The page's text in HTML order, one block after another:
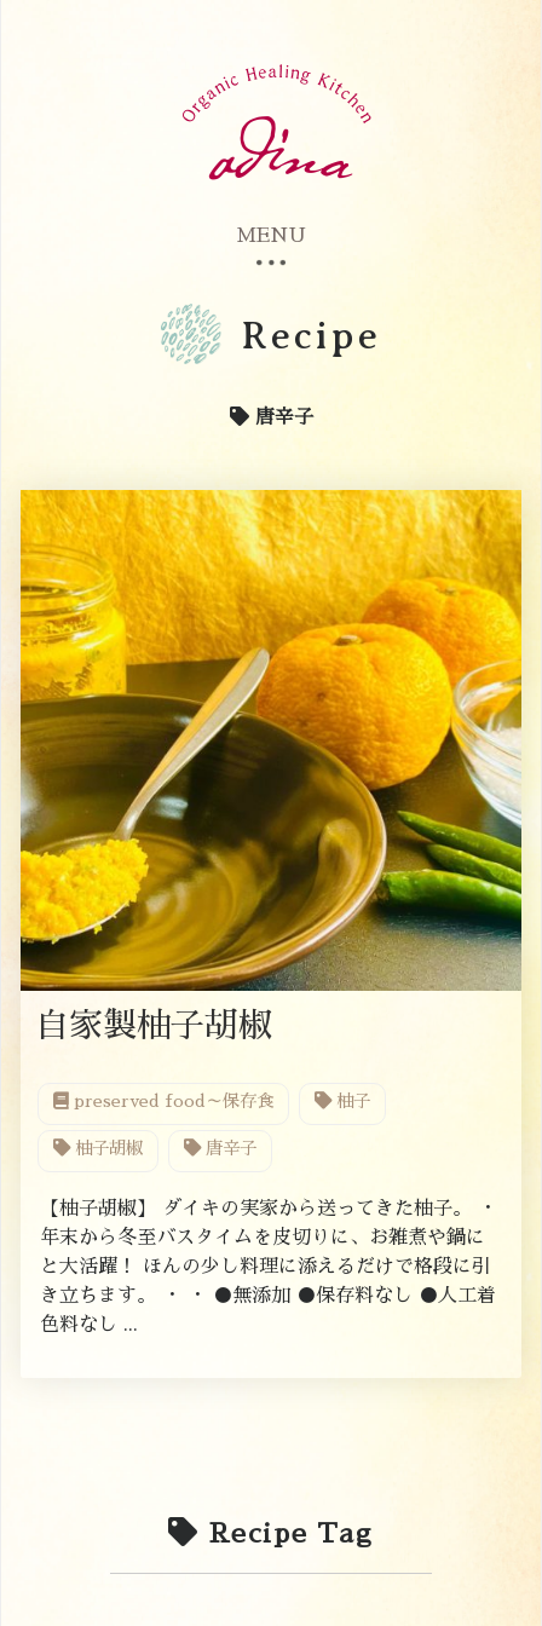
MENU
Recipe
唐辛子
自家製柚子胡椒
preserved food～保存食 柚子
柚子胡椒 唐辛子
【柚子胡椒】 ダイキの実家から送ってきた柚子。 ・
年末から冬至バスタイムを皮切りに、お雑煮や鍋に
と大活躍！ ほんの少し料理に添えるだけで格段に引
き立ちます。 ・ ・ ●無添加 ●保存料なし ●人工着
色料なし ...
Recipe Tag